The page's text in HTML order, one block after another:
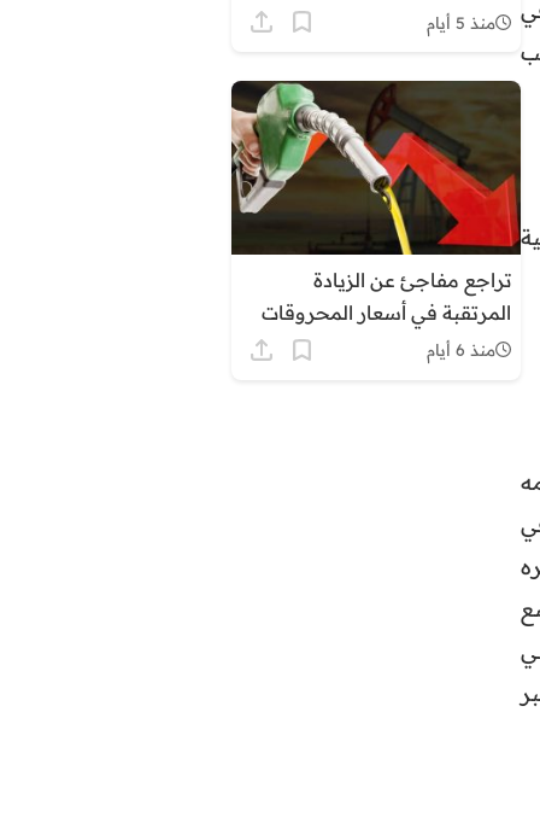
منذ 5 أيام
تراجع مفاجئ عن الزيادة
المرتقبة في أسعار المحروقات
بالمغرب وسط ترقب وتساءلات
منذ 6 أيام